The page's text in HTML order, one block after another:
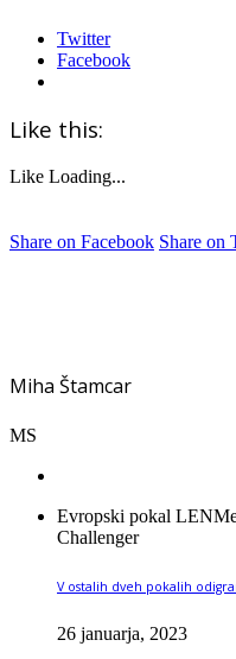
Twitter
Facebook
Like this:
Like Loading...
Share on Facebook Share on
Miha Štamcar
MS
Evropski pokal LEN
Challenger
V ostalih dveh pokalih
26 januarja, 2023